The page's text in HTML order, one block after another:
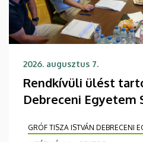
2026. augusztus 7.
Rendkívüli ülést
Debreceni Egyetem
GRÓF TISZA ISTVÁN DEBRECENI